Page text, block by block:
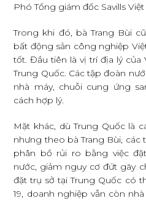
Phó Tổng giám đốc Savills
Trong khi đó, bà Trang Bùi
bất động sản công nghiệp
tốt. Đầu tiên là vị trí địa lý của
Trung Quốc. Các tập đoàn
nhà máy, chuỗi cung ứng
cách hợp lý.
Mặt khác, dù Trung Quốc là
nhưng theo bà Trang Bùi,
phân bổ rủi ro bằng việc
nước, giảm nguy cơ đứt gãy
đặt trụ sở tại Trung Quốc có
19, doanh nghiệp vẫn còn